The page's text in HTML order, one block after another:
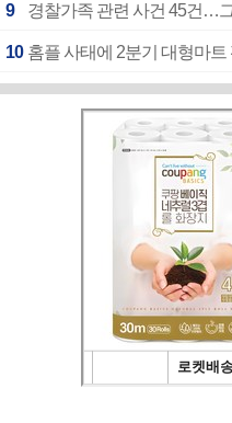
9 경찰가족 관련 사건 45건…
10 홈플 사태에 2분기 대형마